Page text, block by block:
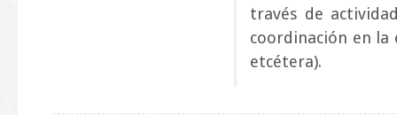
través de
coordinación en la
etcétera).